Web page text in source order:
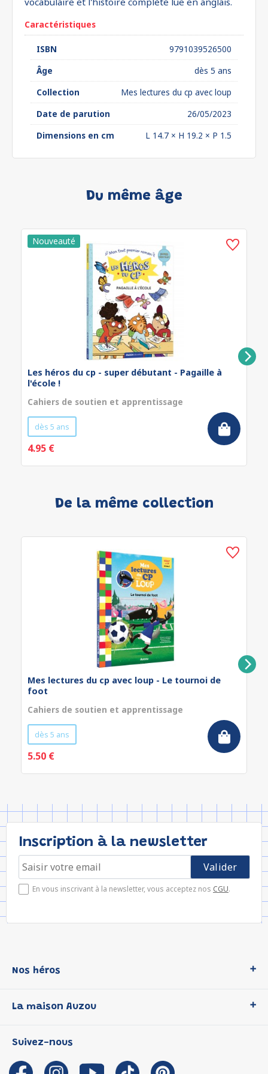
Caractéristiques
ISBN
9791039526500
Âge
dès 5 ans
Collection
Mes lectures du cp avec loup
Date de parution
26/05/2023
Dimensions en cm
L 14.7 × H 19.2 × P 1.5
Du même âge
Les héros du cp - super débutant - Pagaille à
l'école !
Cahiers de soutien et apprentissage
dès 5 ans
4.95 €
De la même collection
Mes lectures du cp avec loup - Le tournoi de
foot
Cahiers de soutien et apprentissage
dès 5 ans
5.50 €
Inscription à la newsletter
En vous inscrivant à la newsletter, vous acceptez nos CGU.
Nos héros
P'tit Loup
Les Influenceuses
Migali
La maison Auzou
Notre histoire
Auzou s'engage
Suivez-nous